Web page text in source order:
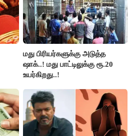
மது பிரியர்களுக்கு அடுத்த
ஷாக்..! மது பாட்டிலுக்கு ரூ.20
உயர்கிறது..!